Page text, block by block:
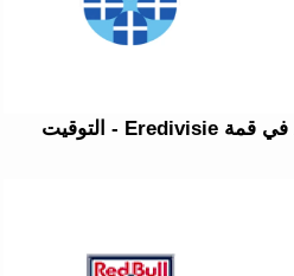
PEC Zwolle ضد AFC Ajax في قمة Eredivisie - التوقيت